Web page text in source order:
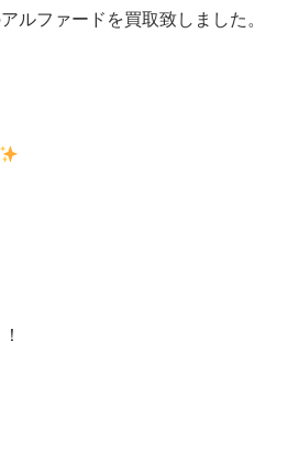
ルファードを買取致しました。